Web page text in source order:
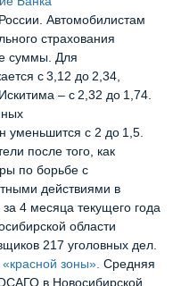
Автомобилистам
страхования
суммы. Для
с 3,12 до 2,34,
– с 2,32 до 1,74.
уменьшится с 2 до 1,5.
после того, как
по борьбе с
действиями в
4 месяца текущего года
области
217 уголовных дел.
зоны». Средняя
в Новосибирской